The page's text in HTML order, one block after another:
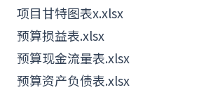
项目甘特图表x.xlsx
预算损益表.xlsx
预算现金流量表.xlsx
预算资产负债表.xlsx